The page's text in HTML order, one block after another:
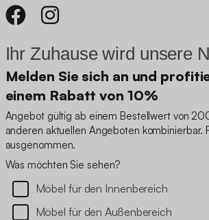
Ihr Zuhause wird unsere
Melden Sie sich an und
einem Rabatt von 10%
Angebot gültig ab einem Bestellwert von
anderen aktuellen Angeboten kombinierbar.
ausgenommen.
Was möchten Sie sehen?
Möbel für den Innenbereich
Möbel für den Außenbereich